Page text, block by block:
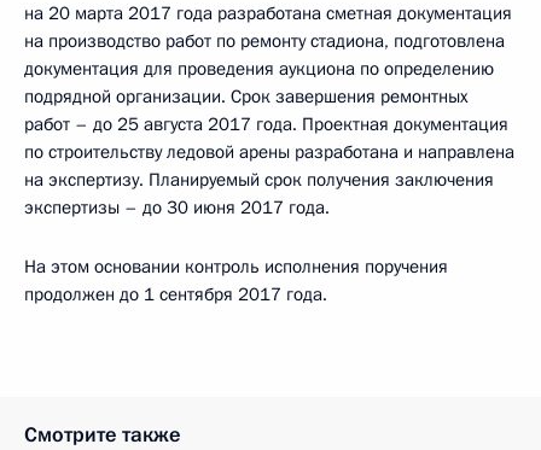
на 20 марта 2017 года разработана сметная документация
на производство работ по ремонту стадиона, подготовлена
документация для проведения аукциона по определению
подрядной организации. Срок завершения ремонтных
работ – до 25 августа 2017 года. Проектная документация
по строительству ледовой арены разработана и направлена
на экспертизу. Планируемый срок получения заключения
экспертизы – до 30 июня 2017 года.
На этом основании контроль исполнения поручения
продолжен до 1 сентября 2017 года.
Смотрите также